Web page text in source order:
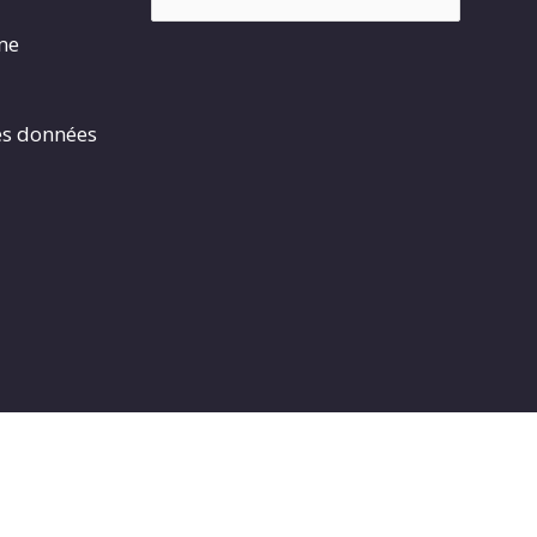
données